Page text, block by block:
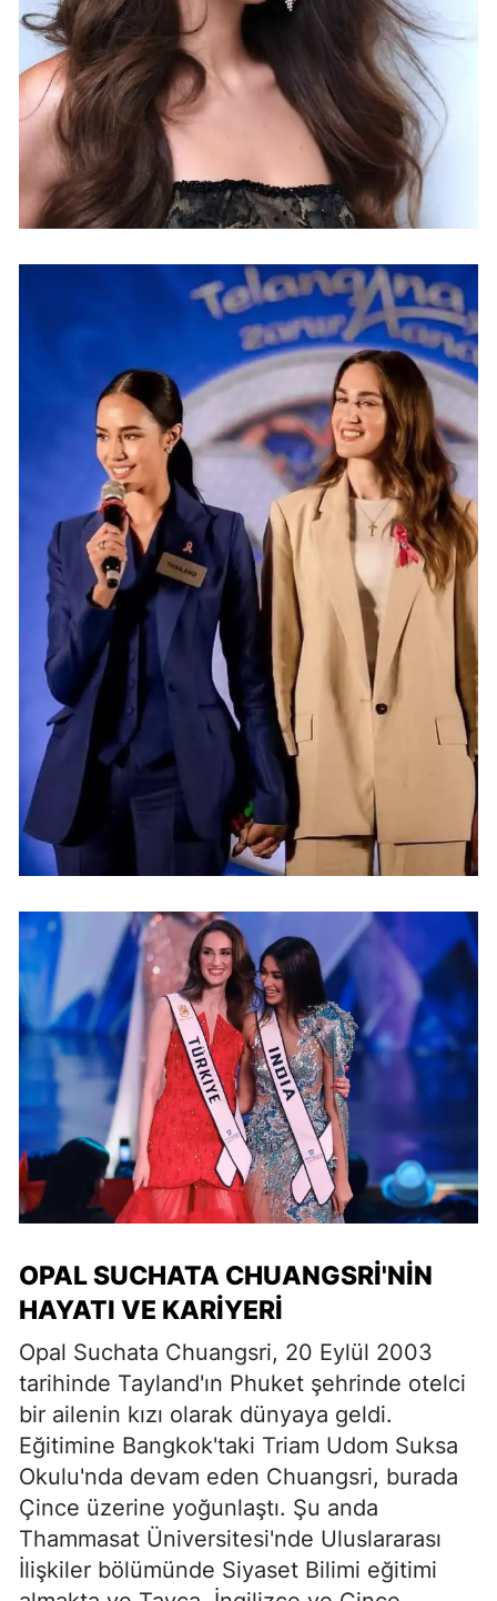
OPAL SUCHATA CHUANGSRI'NIN
HAYATI VE KARIYERI
Opal Suchata Chuangsri, 20 Eylül 2003
tarihinde Tayland'ın Phuket şehrinde otelci
bir ailenin kızı olarak dünyaya geldi.
Eğitimine Bangkok'taki Triam Udom Suksa
Okulu'nda devam eden Chuangsri, burada
Çince üzerine yoğunlaştı. Şu anda
Thammasat Üniversitesi'nde Uluslararası
İlişkiler bölümünde Siyaset Bilimi eğitimi